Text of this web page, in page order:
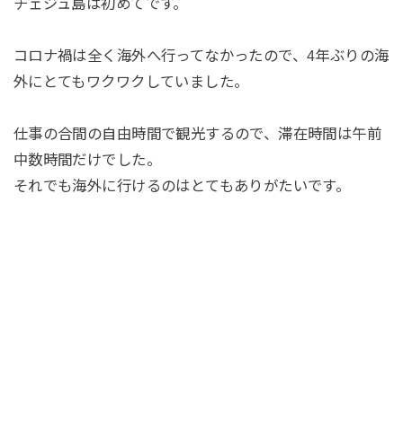
チェジュ島は初めてです。
コロナ禍は全く海外へ行ってなかったので、4年ぶりの海
外にとてもワクワクしていました。
仕事の合間の自由時間で観光するので、滞在時間は午前
中数時間だけでした。
それでも海外に行けるのはとてもありがたいです。